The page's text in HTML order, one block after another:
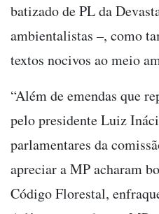
batizado de PL da
ambientalistas –, como
textos nocivos ao meio
“Além de emendas que
pelo presidente Luiz
parlamentares da
apreciar a MP acharam
Código Florestal,